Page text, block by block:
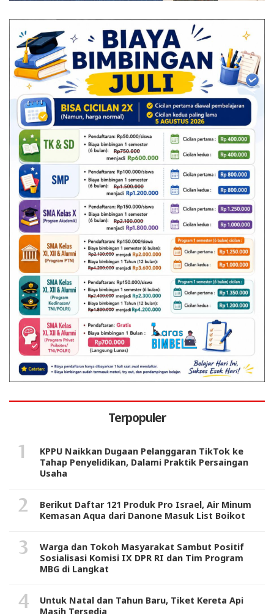
Terpopuler
KPPU Naikkan Dugaan Pelanggaran TikTok ke
Tahap Penyelidikan, Dalami Praktik Persaingan
Usaha
Berikut Daftar 121 Produk Pro Israel, Air Minum
Kemasan Aqua dari Danone Masuk List Boikot
Warga dan Tokoh Masyarakat Sambut Positif
Sosialisasi Komisi IX DPR RI dan Tim Program
MBG di Langkat
Untuk Natal dan Tahun Baru, Tiket Kereta Api
Masih Tersedia